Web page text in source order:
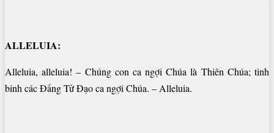
ALLELUIA:
Alleluia, alleluia! – Chúng con ca ngợi Chúa là Thiên Chúa; tinh
binh các Đấng Tử Đạo ca ngợi Chúa. – Alleluia.